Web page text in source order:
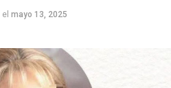
el mayo 13, 2025